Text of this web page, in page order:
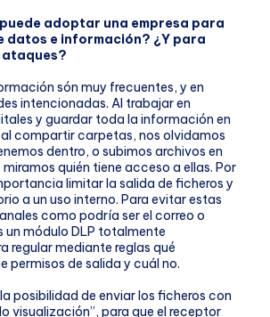
adoptar una empresa para
datos e información? ¿Y para
són muy frecuentes, y en
intencionadas. Al trabajar en
y guardar toda la información en
al compartir carpetas, nos olvidamos
dentro, o subimos archivos en
quién tiene acceso a ellas. Por
limitar la salida de ficheros y
a un uso interno. Para evitar estas
como podría ser el correo o
un módulo DLP totalmente
regular mediante reglas qué
permisos de salida y cuál no.
posibilidad de enviar los ficheros con
visualización”, para que el receptor